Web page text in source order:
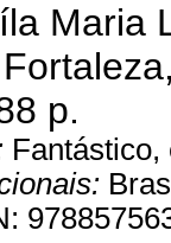
Maria
p.